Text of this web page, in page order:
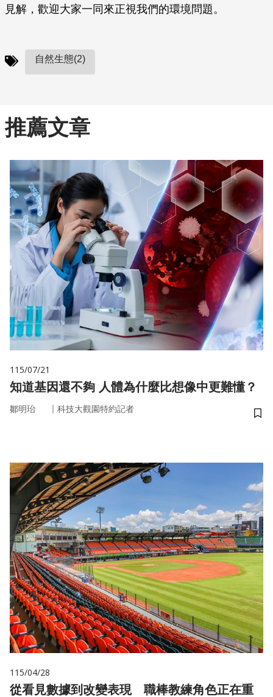
見解，歡迎大家一同來正視我們的環境問題。
自然生態(2)
推薦文章
115/07/21
知道基因還不夠 人體為什麼比想像中更難懂？
鄒明珆 ｜ 科技大觀園特約記者
儲
115/04/28
從看見數據到改變表現 職棒教練角色正在重